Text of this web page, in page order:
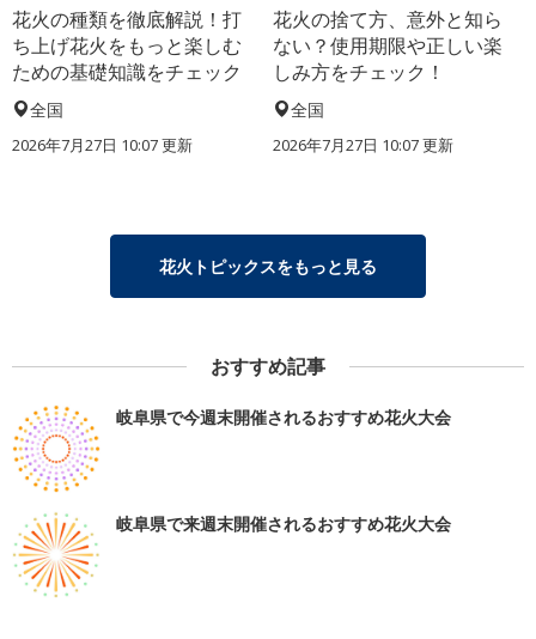
花火の種類を徹底解説！打
ち上げ花火をもっと楽しむ
ための基礎知識をチェック
全国
2026年7月27日 10:07 更新
花火の捨て方、意外と知ら
ない？使用期限や正しい楽
しみ方をチェック！
全国
2026年7月27日 10:07 更新
花火トピックスをもっと見る
おすすめ記事
岐阜県で今週末開催されるおすすめ花火大会
岐阜県で来週末開催されるおすすめ花火大会